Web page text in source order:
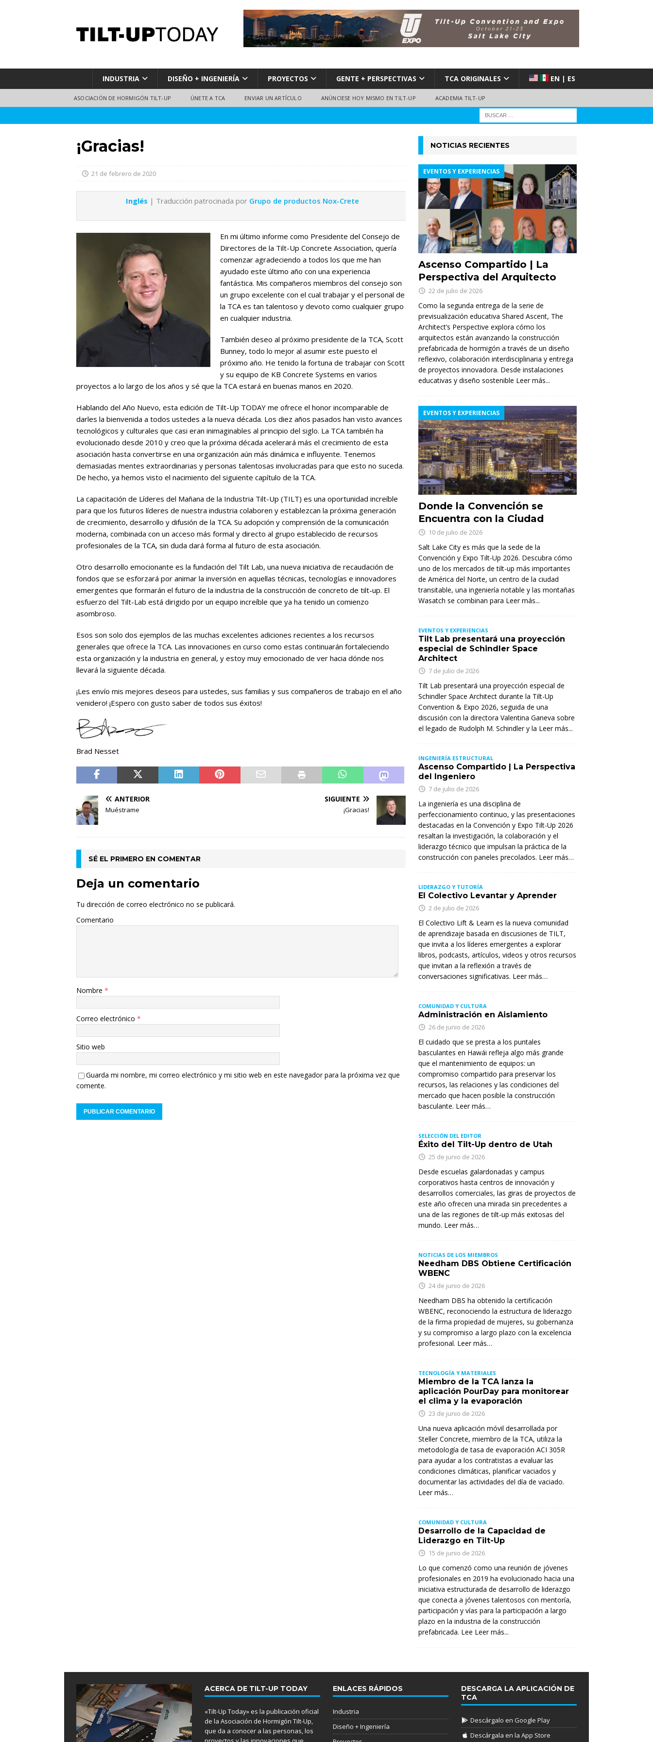
INDUSTRIA DISEÑO + INGENIERÍA PROYECTOS GENTE + PERSPECTIVAS TCA ORIGINALES EN | ES
ASOCIACIÓN DE HORMIGÓN TILT-UP ÚNETE A TCA ENVIAR UN ARTÍCULO ANÚNCIESE HOY MISMO EN TILT-UP ACADEMIA TILT-UP
¡Gracias!
21 de febrero de 2020
Inglés | Traducción patrocinada por Grupo de productos Nox-Crete
En mi último informe como Presidente del Consejo de
Directores de la Tilt-Up Concrete Association, quería
comenzar agradeciendo a todos los que me han
ayudado este último año con una experiencia
fantástica. Mis compañeros miembros del consejo son
un grupo excelente con el cual trabajar y el personal de
la TCA es tan talentoso y devoto como cualquier grupo
en cualquier industria.
También deseo al próximo presidente de la TCA, Scott
Bunney, todo lo mejor al asumir este puesto el
próximo año. He tenido la fortuna de trabajar con Scott
y su equipo de KB Concrete Systems en varios
proyectos a lo largo de los años y sé que la TCA estará en buenas manos en 2020.
Hablando del Año Nuevo, esta edición de Tilt-Up TODAY me ofrece el honor incomparable de
darles la bienvenida a todos ustedes a la nueva década. Los diez años pasados han visto avances
tecnológicos y culturales que casi eran inimaginables al principio del siglo. La TCA también ha
evolucionado desde 2010 y creo que la próxima década acelerará más el crecimiento de esta
asociación hasta convertirse en una organización aún más dinámica e influyente. Tenemos
demasiadas mentes extraordinarias y personas talentosas involucradas para que esto no suceda.
De hecho, ya hemos visto el nacimiento del siguiente capítulo de la TCA.
La capacitación de Líderes del Mañana de la Industria Tilt-Up (TILT) es una oportunidad increíble
para que los futuros líderes de nuestra industria colaboren y establezcan la próxima generación
de crecimiento, desarrollo y difusión de la TCA. Su adopción y comprensión de la comunicación
moderna, combinada con un acceso más formal y directo al grupo establecido de recursos
profesionales de la TCA, sin duda dará forma al futuro de esta asociación.
Otro desarrollo emocionante es la fundación del Tilt Lab, una nueva iniciativa de recaudación de
fondos que se esforzará por animar la inversión en aquellas técnicas, tecnologías e innovadores
emergentes que formarán el futuro de la industria de la construcción de concreto de tilt-up. El
esfuerzo del Tilt-Lab está dirigido por un equipo increíble que ya ha tenido un comienzo
asombroso.
Esos son solo dos ejemplos de las muchas excelentes adiciones recientes a los recursos
generales que ofrece la TCA. Las innovaciones en curso como estas continuarán fortaleciendo
esta organización y la industria en general, y estoy muy emocionado de ver hacia dónde nos
llevará la siguiente década.
¡Les envío mis mejores deseos para ustedes, sus familias y sus compañeros de trabajo en el año
venidero! ¡Espero con gusto saber de todos sus éxitos!
Brad Nesset
ANTERIOR
Muéstrame
SIGUIENTE
¡Gracias!
SÉ EL PRIMERO EN COMENTAR
Deja un comentario
Tu dirección de correo electrónico no se publicará.
Comentario
Nombre *
Correo electrónico *
Sitio web
Guarda mi nombre, mi correo electrónico y mi sitio web en este navegador para la próxima vez que
comente.
NOTICIAS RECIENTES
Ascenso Compartido | La
Perspectiva del Arquitecto
EVENTOS Y EXPERIENCIAS
22 de julio de 2026
Como la segunda entrega de la serie de
previsualización educativa Shared Ascent, The
Architect’s Perspective explora cómo los
arquitectos están avanzando la construcción
prefabricada de hormigón a través de un diseño
reflexivo, colaboración interdisciplinaria y entrega
de proyectos innovadora. Desde instalaciones
educativas y diseño sostenible Leer más...
Donde la Convención se
Encuentra con la Ciudad
EVENTOS Y EXPERIENCIAS
10 de julio de 2026
Salt Lake City es más que la sede de la
Convención y Expo Tilt-Up 2026. Descubra cómo
uno de los mercados de tilt-up más importantes
de América del Norte, un centro de la ciudad
transitable, una ingeniería notable y las montañas
Wasatch se combinan para Leer más...
EVENTOS Y EXPERIENCIAS
Tilt Lab presentará una proyección
especial de Schindler Space
Architect
7 de julio de 2026
Tilt Lab presentará una proyección especial de
Schindler Space Architect durante la Tilt-Up
Convention & Expo 2026, seguida de una
discusión con la directora Valentina Ganeva sobre
el legado de Rudolph M. Schindler y la Leer más...
INGENIERÍA ESTRUCTURAL
Ascenso Compartido | La Perspectiva
del Ingeniero
7 de julio de 2026
La ingeniería es una disciplina de
perfeccionamiento continuo, y las presentaciones
destacadas en la Convención y Expo Tilt-Up 2026
resaltan la investigación, la colaboración y el
liderazgo técnico que impulsan la práctica de la
construcción con paneles precolados. Leer más…
LIDERAZGO Y TUTORÍA
El Colectivo Levantar y Aprender
2 de julio de 2026
El Colectivo Lift & Learn es la nueva comunidad
de aprendizaje basada en discusiones de TILT,
que invita a los líderes emergentes a explorar
libros, podcasts, artículos, videos y otros recursos
que invitan a la reflexión a través de
conversaciones significativas. Leer más…
COMUNIDAD Y CULTURA
Administración en Aislamiento
26 de junio de 2026
El cuidado que se presta a los puntales
basculantes en Hawái refleja algo más grande
que el mantenimiento de equipos: un
compromiso compartido para preservar los
recursos, las relaciones y las condiciones del
mercado que hacen posible la construcción
basculante. Leer más…
SELECCIÓN DEL EDITOR
Éxito del Tilt-Up dentro de Utah
25 de junio de 2026
Desde escuelas galardonadas y campus
corporativos hasta centros de innovación y
desarrollos comerciales, las giras de proyectos de
este año ofrecen una mirada sin precedentes a
una de las regiones de tilt-up más exitosas del
mundo. Leer más…
NOTICIAS DE LOS MIEMBROS
Needham DBS Obtiene Certificación
WBENC
24 de junio de 2026
Needham DBS ha obtenido la certificación
WBENC, reconociendo la estructura de liderazgo
de la firma propiedad de mujeres, su gobernanza
y su compromiso a largo plazo con la excelencia
profesional. Leer más…
TECNOLOGÍA Y MATERIALES
Miembro de la TCA lanza la
aplicación PourDay para monitorear
el clima y la evaporación
23 de junio de 2026
Una nueva aplicación móvil desarrollada por
Steller Concrete, miembro de la TCA, utiliza la
metodología de tasa de evaporación ACI 305R
para ayudar a los contratistas a evaluar las
condiciones climáticas, planificar vaciados y
documentar las actividades del día de vaciado.
Leer más…
COMUNIDAD Y CULTURA
Desarrollo de la Capacidad de
Liderazgo en Tilt-Up
15 de junio de 2026
Lo que comenzó como una reunión de jóvenes
profesionales en 2019 ha evolucionado hacia una
iniciativa estructurada de desarrollo de liderazgo
que conecta a jóvenes talentosos con mentoría,
participación y vías para la participación a largo
plazo en la industria de la construcción
prefabricada. Lee Leer más...
ACERCA DE TILT-UP TODAY
«Tilt-Up Today» es la publicación oficial
de la Asociación de Hormigón Tilt-Up,
que da a conocer a las personas, los
ENLACES RÁPIDOS
Industria
Diseño + Ingeniería
DESCARGA LA APLICACIÓN DE
TCA
Descárgalo en Google Play
Descárgala en la App Store